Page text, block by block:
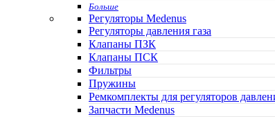
Больше
Регуляторы Medenus
Регуляторы давления газа
Клапаны ПЗК
Клапаны ПСК
Фильтры
Пружины
Ремкомплекты для регуляторов
Запчасти Medenus